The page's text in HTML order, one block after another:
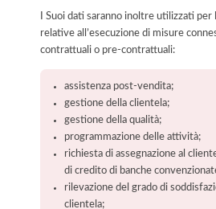
I Suoi dati saranno inoltre utilizzati
relative all’esecuzione di misure
contrattuali o pre-contrattuali:
assistenza post-vendita;
gestione della clientela;
gestione della qualità;
programmazione delle attività;
richiesta di assegnazione al
di credito di banche
rilevazione del grado di
clientela;